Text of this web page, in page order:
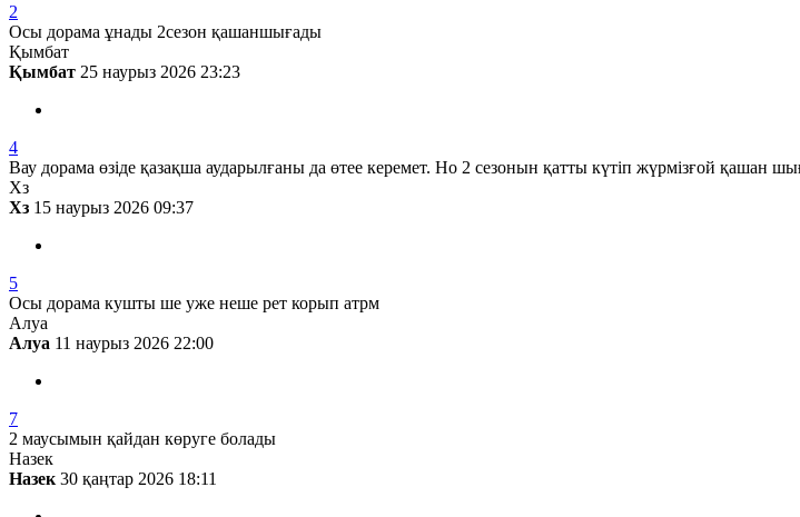
2
Осы дорама ұнады 2сезон қашаншығады
Қымбат
Қымбат 25 наурыз 2026 23:23
4
Вау дорама өзіде қазақша аударылғаны да өтее керемет. Но 2 сезонын қатты күтіп жүрмізғой
Хз
Хз 15 наурыз 2026 09:37
5
Осы дорама кушты ше уже неше рет корып атрм
Алуа
Алуа 11 наурыз 2026 22:00
7
2 маусымын қайдан көруге болады
Назек
Назек 30 қаңтар 2026 18:11